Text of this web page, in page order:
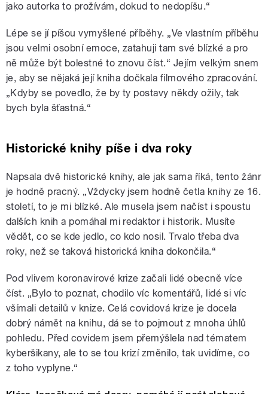
jako autorka to prožívám, dokud to nedopíšu.“
Lépe se jí píšou vymyšlené příběhy. „Ve vlastním příběhu
jsou velmi osobní emoce, zatahuji tam své blízké a pro
ně může být bolestné to znovu číst.“ Jejím velkým snem
je, aby se nějaká její kniha dočkala filmového zpracování.
„Kdyby se povedlo, že by ty postavy někdy ožily, tak
bych byla šťastná.“
Historické knihy píše i dva roky
Napsala dvě historické knihy, ale jak sama říká, tento žánr
je hodně pracný. „Vždycky jsem hodně četla knihy ze 16.
století, to je mi blízké. Ale musela jsem načíst i spoustu
dalších knih a pomáhal mi redaktor i historik. Musíte
vědět, co se kde jedlo, co kdo nosil. Trvalo třeba dva
roky, než se taková historická kniha dokončila.“
Pod vlivem koronavirové krize začali lidé obecně více
číst. „Bylo to poznat, chodilo víc komentářů, lidé si víc
všímali detailů v knize. Celá covidová krize je docela
dobrý námět na knihu, dá se to pojmout z mnoha úhlů
pohledu. Před covidem jsem přemýšlela nad tématem
kyberšikany, ale to se tou krizí změnilo, tak uvidíme, co
z toho vyplyne.“